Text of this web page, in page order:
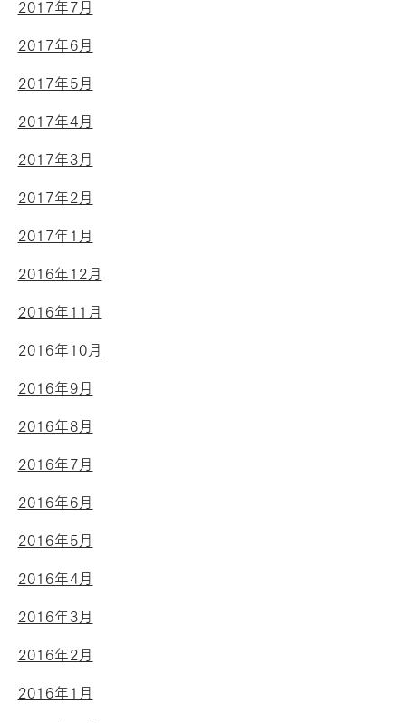
2017年7月
2017年6月
2017年5月
2017年4月
2017年3月
2017年2月
2017年1月
2016年12月
2016年11月
2016年10月
2016年9月
2016年8月
2016年7月
2016年6月
2016年5月
2016年4月
2016年3月
2016年2月
2016年1月